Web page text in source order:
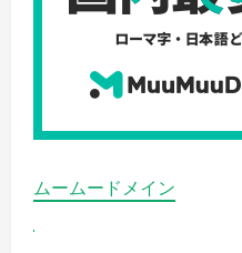
ムームードメイン